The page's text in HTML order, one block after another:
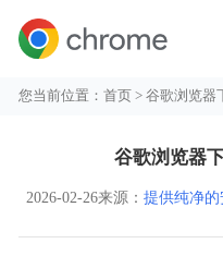
您当前位置：首页 > 谷歌浏览器
谷歌浏览器
2026-02-26来源： 提供纯净